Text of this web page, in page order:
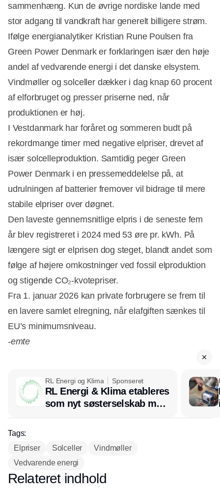
sammenhæng. Kun de øvrige nordiske lande med
stor adgang til vandkraft har generelt billigere strøm.
Ifølge energianalytiker Kristian Rune Poulsen fra
Green Power Denmark er forklaringen især den høje
andel af vedvarende energi i det danske elsystem.
Vindmøller og solceller dækker i dag knap 60 procent
af elforbruget og presser priserne ned, når
produktionen er høj.
I Vestdanmark har foråret og sommeren budt på
rekordmange timer med negative elpriser, drevet af
især solcelleproduktion. Samtidig peger Green
Power Denmark i en pressemeddelelse på, at
udrulningen af batterier fremover vil bidrage til mere
stabile elpriser over døgnet.
Den laveste gennemsnitlige elpris i de seneste fem
år blev registreret i 2024 med 53 øre pr. kWh. På
længere sigt er elprisen dog steget, blandt andet som
følge af højere omkostninger ved fossil elproduktion
og stigende CO₂-kvotepriser.
Fra 1. januar 2026 kan private forbrugere se frem til
en lavere samlet elregning, når elafgiften sænkes til
EU’s minimumsniveau.
-emte
RL Energi og Klima Sponseret
RL Energi & Klima etableres
som nyt søsterselskab med
afsæt i RL Ventilation
Tags:
Elpriser
Solceller
Vindmøller
Vedvarende energi
Annonce
Relateret indhold